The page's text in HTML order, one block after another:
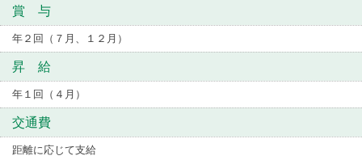
賞 与
年２回（７月、１２月）
昇 給
年１回（４月）
交通費
距離に応じて支給